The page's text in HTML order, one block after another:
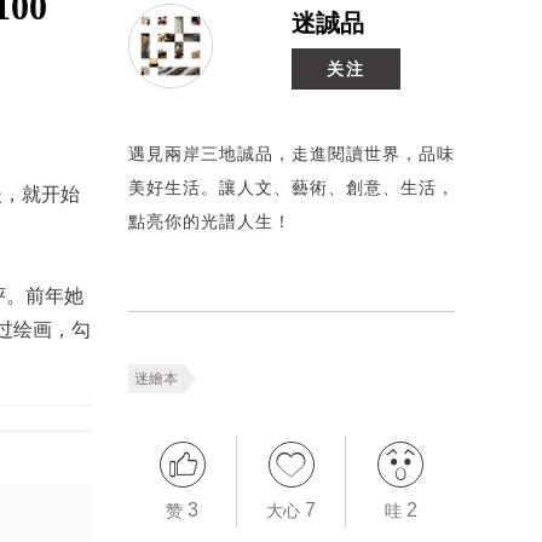
就开始
。前年她
绘画，勾
迷誠品
关注
遇見兩岸三地誠品，走進閱讀世界，品味
美好生活。讓人文、藝術、創意、生活，
點亮你的光譜人生！
迷繪本
赞 3 大心 7 哇 2